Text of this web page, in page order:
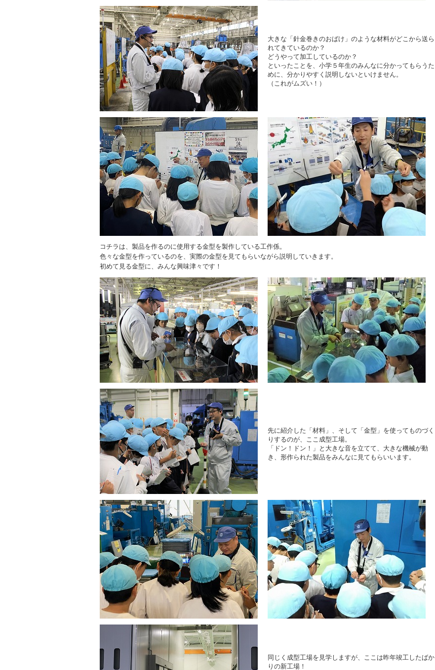
大きな「針金巻きのおばけ」のような材料がどこから送ら
れてきているのか？
どうやって加工しているのか？
といったことを、小学５年生のみんなに分かってもらうた
めに、分かりやすく説明しないといけません。
（これがムズい！）
コチラは、製品を作るのに使用する金型を製作している工作係。
色々な金型を作っているのを、実際の金型を見てもらいながら説明していきます。
初めて見る金型に、みんな興味津々です！
先に紹介した「材料」、そして「金型」を使ってものづく
りするのが、ここ成型工場。
「ドン！ドン！」と大きな音を立てて、大きな機械が動
き、形作られた製品をみんなに見てもらいいます。
同じく成型工場を見学しますが、ここは昨年竣工したばか
りの新工場！